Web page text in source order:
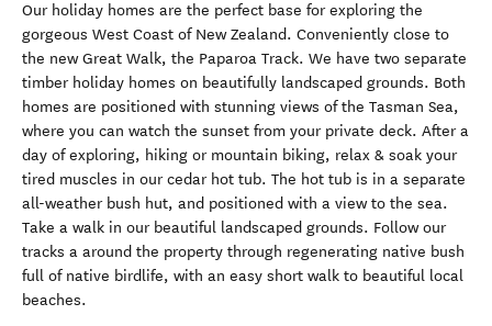
Our holiday homes are the perfect base for exploring the
gorgeous West Coast of New Zealand. Conveniently close to
the new Great Walk, the Paparoa Track. We have two separate
timber holiday homes on beautifully landscaped grounds. Both
homes are positioned with stunning views of the Tasman Sea,
where you can watch the sunset from your private deck. After a
day of exploring, hiking or mountain biking, relax & soak your
tired muscles in our cedar hot tub. The hot tub is in a separate
all-weather bush hut, and positioned with a view to the sea.
Take a walk in our beautiful landscaped grounds. Follow our
tracks a around the property through regenerating native bush
full of native birdlife, with an easy short walk to beautiful local
beaches.